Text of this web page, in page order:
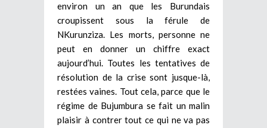
environ un an que les Burundais
croupissent sous la férule de
NKurunziza. Les morts, personne ne
peut en donner un chiffre exact
aujourd’hui. Toutes les tentatives de
résolution de la crise sont jusque-là,
restées vaines. Tout cela, parce que le
régime de Bujumbura se fait un malin
plaisir à contrer tout ce qui ne va pas